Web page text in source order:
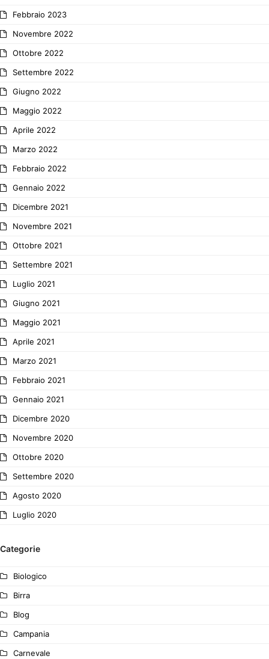
Febbraio 2023
Novembre 2022
Ottobre 2022
Settembre 2022
Giugno 2022
Maggio 2022
Aprile 2022
Marzo 2022
Febbraio 2022
Gennaio 2022
Dicembre 2021
Novembre 2021
Ottobre 2021
Settembre 2021
Luglio 2021
Giugno 2021
Maggio 2021
Aprile 2021
Marzo 2021
Febbraio 2021
Gennaio 2021
Dicembre 2020
Novembre 2020
Ottobre 2020
Settembre 2020
Agosto 2020
Luglio 2020
Categorie
Biologico
Birra
Blog
Campania
Carnevale